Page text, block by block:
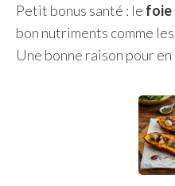
Petit bonus santé : le foie
bon nutriments comme
Une bonne raison pour